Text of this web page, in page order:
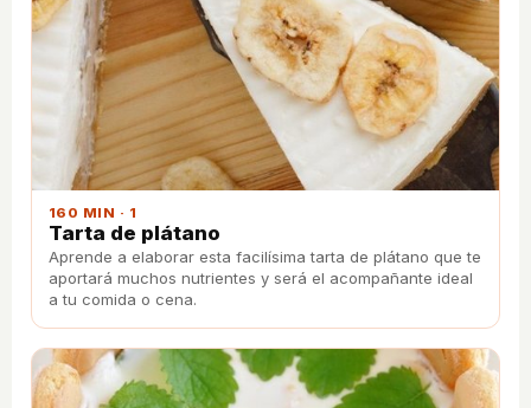
160 MIN · 1
Tarta de plátano
Aprende a elaborar esta facilísima tarta de plátano que te
aportará muchos nutrientes y será el acompañante ideal
a tu comida o cena.